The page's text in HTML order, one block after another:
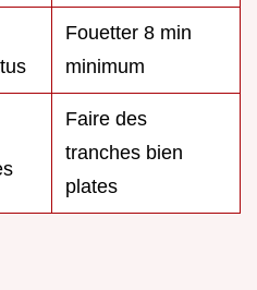
Fouetter 8 min
minimum
Faire des
tranches bien
plates